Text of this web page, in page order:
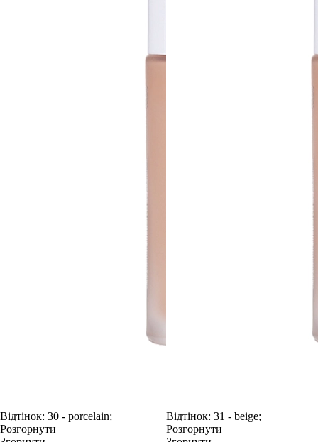
Відтінок: 30 - porcelain;
Розгорнути
Відтінок: 31 - beige;
Розгорнути